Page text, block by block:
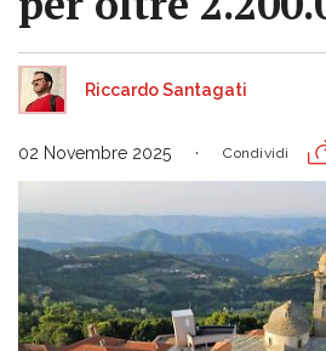
Riccardo Santagati
02 Novembre 2025 Condividi